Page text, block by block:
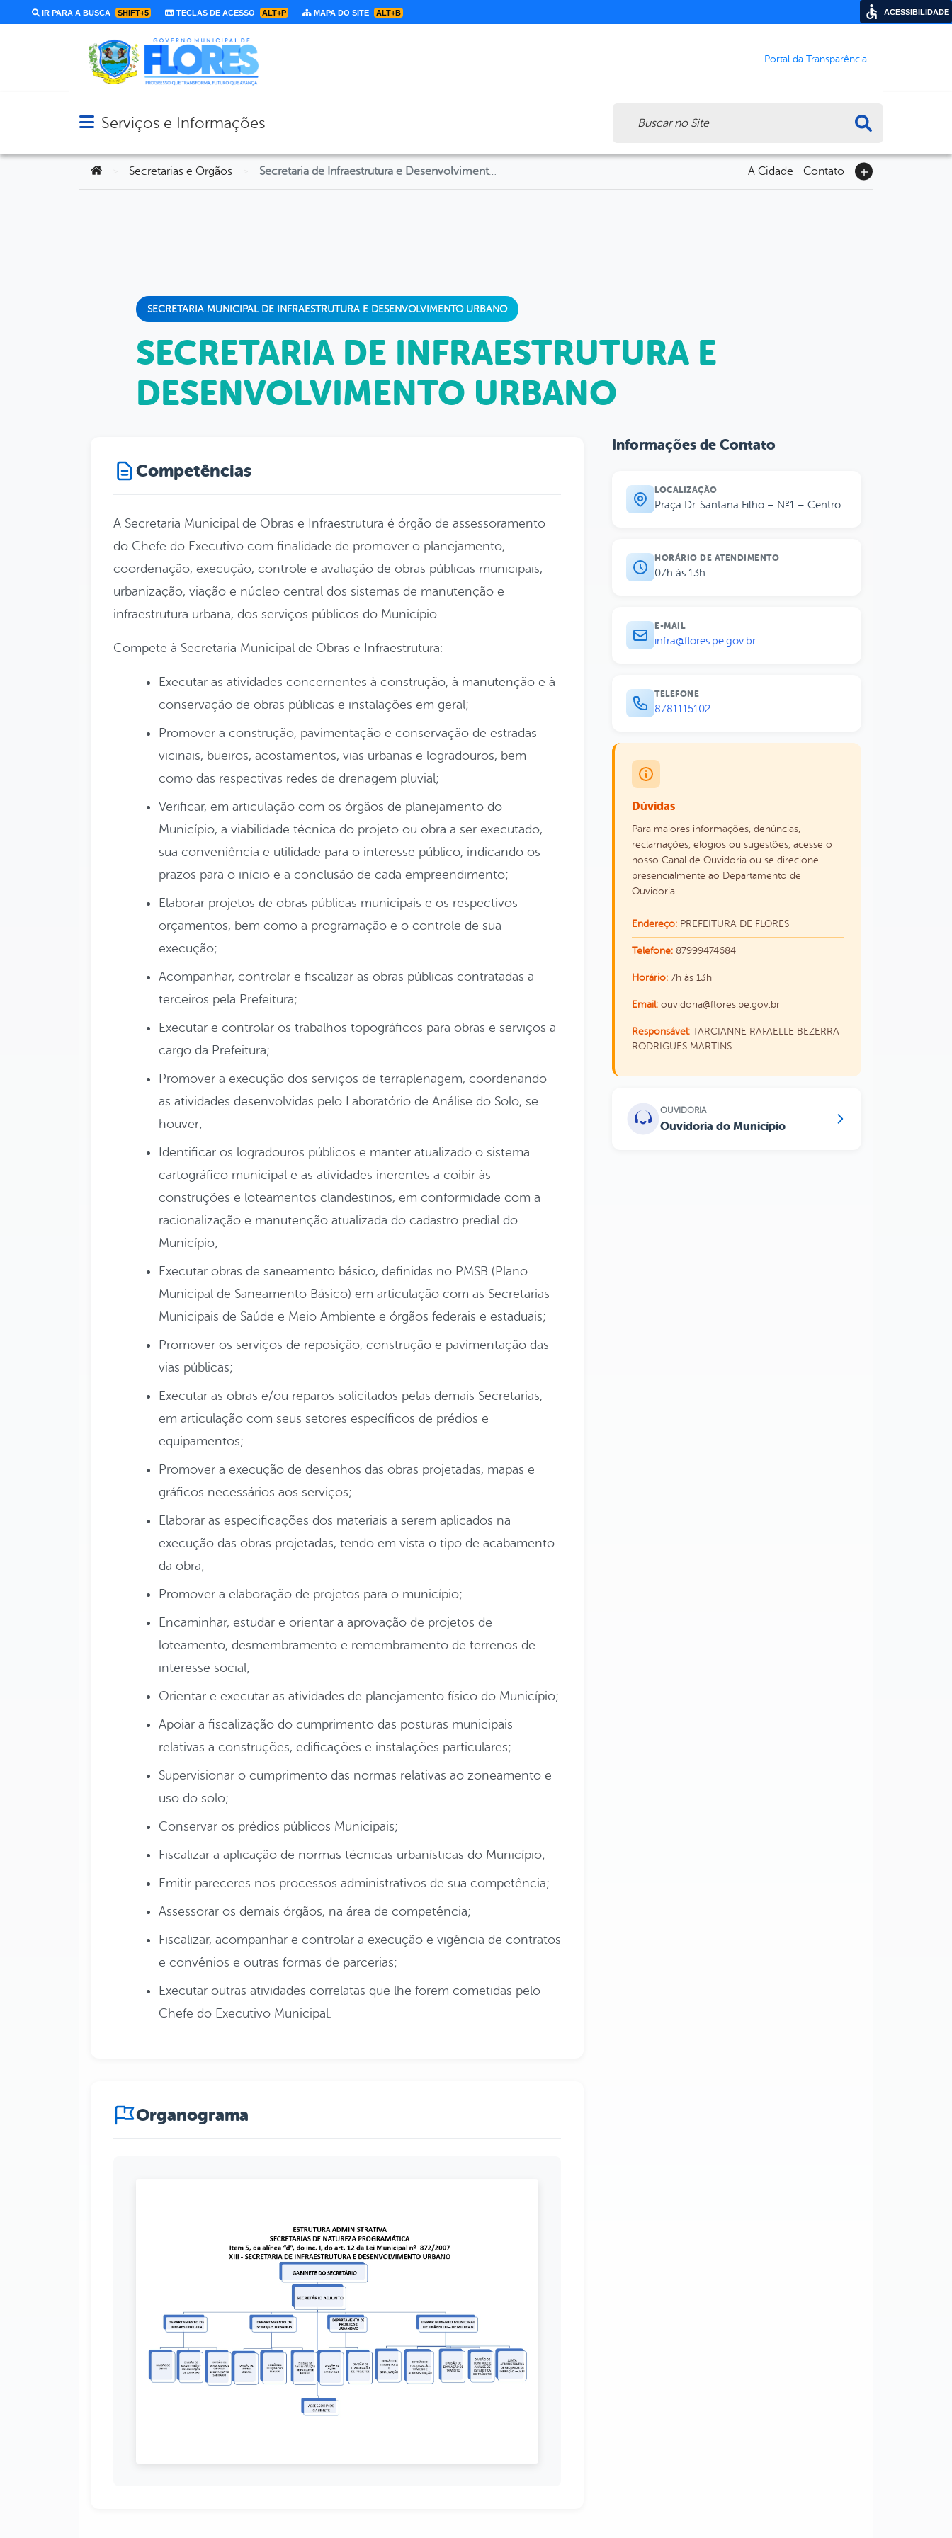
IR PARA A BUSCA SHIFT+5 TECLAS DE ACESSO ALT+P MAPA DO SITE ALT+B
Portal da Transparência
Abrir menu principal de navegação
Serviços e Informações
Você está aqui:Secretarias e Orgãos Secretaria de Infraestrutura e Desenvolvimento Urbano A Cidade Contato
SECRETARIA MUNICIPAL DE INFRAESTRUTURA E DESENVOLVIMENTO URBANO
SECRETARIA DE INFRAESTRUTURA E
DESENVOLVIMENTO URBANO
Competências
A Secretaria Municipal de Obras e Infraestrutura é órgão de assessoramento
do Chefe do Executivo com finalidade de promover o planejamento,
coordenação, execução, controle e avaliação de obras públicas municipais,
urbanização, viação e núcleo central dos sistemas de manutenção e
infraestrutura urbana, dos serviços públicos do Município.
Compete à Secretaria Municipal de Obras e Infraestrutura:
Executar as atividades concernentes à construção, à manutenção e à
conservação de obras públicas e instalações em geral;
Promover a construção, pavimentação e conservação de estradas
vicinais, bueiros, acostamentos, vias urbanas e logradouros, bem
como das respectivas redes de drenagem pluvial;
Verificar, em articulação com os órgãos de planejamento do
Município, a viabilidade técnica do projeto ou obra a ser executado,
sua conveniência e utilidade para o interesse público, indicando os
prazos para o início e a conclusão de cada empreendimento;
Elaborar projetos de obras públicas municipais e os respectivos
orçamentos, bem como a programação e o controle de sua
execução;
Acompanhar, controlar e fiscalizar as obras públicas contratadas a
terceiros pela Prefeitura;
Executar e controlar os trabalhos topográficos para obras e serviços a
cargo da Prefeitura;
Promover a execução dos serviços de terraplenagem, coordenando
as atividades desenvolvidas pelo Laboratório de Análise do Solo, se
houver;
Identificar os logradouros públicos e manter atualizado o sistema
cartográfico municipal e as atividades inerentes a coibir às
construções e loteamentos clandestinos, em conformidade com a
racionalização e manutenção atualizada do cadastro predial do
Município;
Executar obras de saneamento básico, definidas no PMSB (Plano
Municipal de Saneamento Básico) em articulação com as Secretarias
Municipais de Saúde e Meio Ambiente e órgãos federais e estaduais;
Promover os serviços de reposição, construção e pavimentação das
vias públicas;
Executar as obras e/ou reparos solicitados pelas demais Secretarias,
em articulação com seus setores específicos de prédios e
equipamentos;
Promover a execução de desenhos das obras projetadas, mapas e
gráficos necessários aos serviços;
Elaborar as especificações dos materiais a serem aplicados na
execução das obras projetadas, tendo em vista o tipo de acabamento
da obra;
Promover a elaboração de projetos para o município;
Encaminhar, estudar e orientar a aprovação de projetos de
loteamento, desmembramento e remembramento de terrenos de
interesse social;
Orientar e executar as atividades de planejamento físico do Município;
Apoiar a fiscalização do cumprimento das posturas municipais
relativas a construções, edificações e instalações particulares;
Supervisionar o cumprimento das normas relativas ao zoneamento e
uso do solo;
Conservar os prédios públicos Municipais;
Fiscalizar a aplicação de normas técnicas urbanísticas do Município;
Emitir pareceres nos processos administrativos de sua competência;
Assessorar os demais órgãos, na área de competência;
Fiscalizar, acompanhar e controlar a execução e vigência de contratos
e convênios e outras formas de parcerias;
Executar outras atividades correlatas que lhe forem cometidas pelo
Chefe do Executivo Municipal.
Organograma
Informações de Contato
LOCALIZAÇÃO
Praça Dr. Santana Filho – Nº1 – Centro
HORÁRIO DE ATENDIMENTO
07h às 13h
E-MAIL
infra@flores.pe.gov.br
TELEFONE
8781115102
Dúvidas
Para maiores informações, denúncias,
reclamações, elogios ou sugestões, acesse o
nosso Canal de Ouvidoria ou se direcione
presencialmente ao Departamento de
Ouvidoria.
Endereço: PREFEITURA DE FLORES
Telefone: 87999474684
Horário: 7h às 13h
Email: ouvidoria@flores.pe.gov.br
Responsável: TARCIANNE RAFAELLE BEZERRA
RODRIGUES MARTINS
OUVIDORIA
Ouvidoria do Município
ACESSIBILIDADE